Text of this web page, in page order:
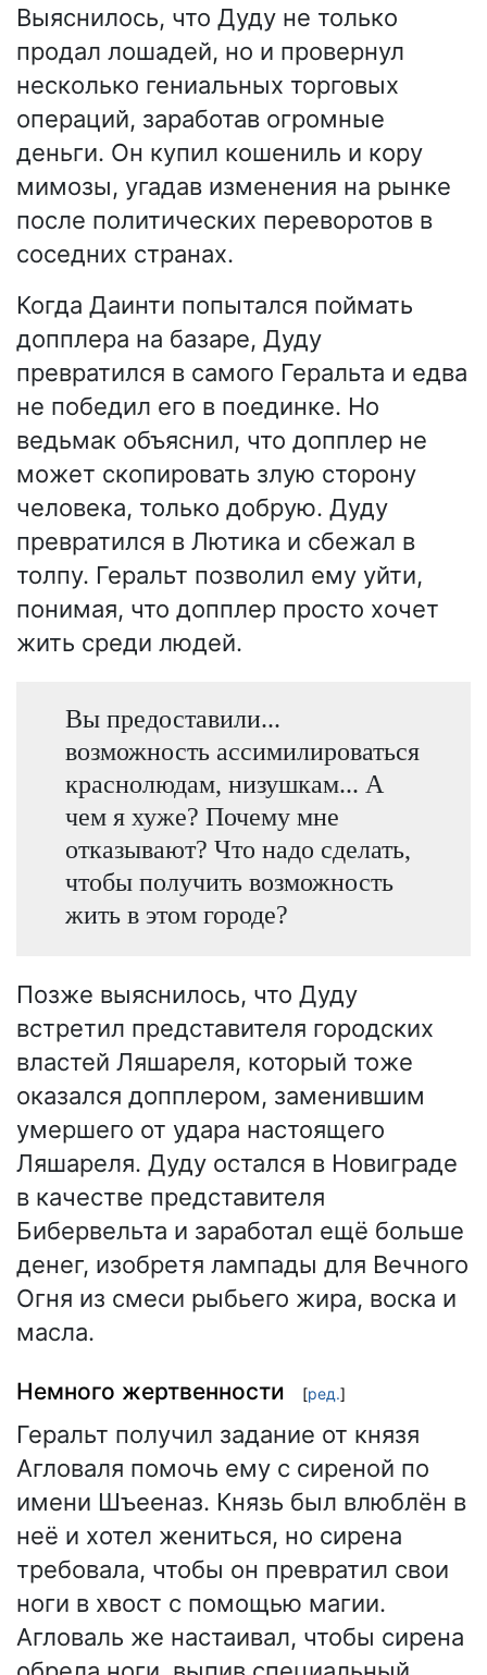
Выяснилось, что Дуду не только
продал лошадей, но и провернул
несколько гениальных торговых
операций, заработав огромные
деньги. Он купил кошениль и кору
мимозы, угадав изменения на рынке
после политических переворотов в
соседних странах.
Когда Даинти попытался поймать
допплера на базаре, Дуду
превратился в самого Геральта и едва
не победил его в поединке. Но
ведьмак объяснил, что допплер не
может скопировать злую сторону
человека, только добрую. Дуду
превратился в Лютика и сбежал в
толпу. Геральт позволил ему уйти,
понимая, что допплер просто хочет
жить среди людей.
Вы предоставили...
возможность ассимилироваться
краснолюдам, низушкам... А
чем я хуже? Почему мне
отказывают? Что надо сделать,
чтобы получить возможность
жить в этом городе?
Позже выяснилось, что Дуду
встретил представителя городских
властей Ляшареля, который тоже
оказался допплером, заменившим
умершего от удара настоящего
Ляшареля. Дуду остался в Новиграде
в качестве представителя
Бибервельта и заработал ещё больше
денег, изобретя лампады для Вечного
Огня из смеси рыбьего жира, воска и
масла.
Немного жертвенности [ред.]
Геральт получил задание от князя
Агловаля помочь ему с сиреной по
имени Шъееназ. Князь был влюблён в
неё и хотел жениться, но сирена
требовала, чтобы он превратил свои
ноги в хвост с помощью магии.
Агловаль же настаивал, чтобы сирена